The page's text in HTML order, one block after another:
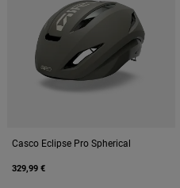
Casco Eclipse Pro Spherical
329,99 €